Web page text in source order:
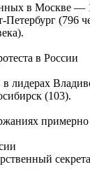
в Москве —
(796
в России
в лидерах
(103).